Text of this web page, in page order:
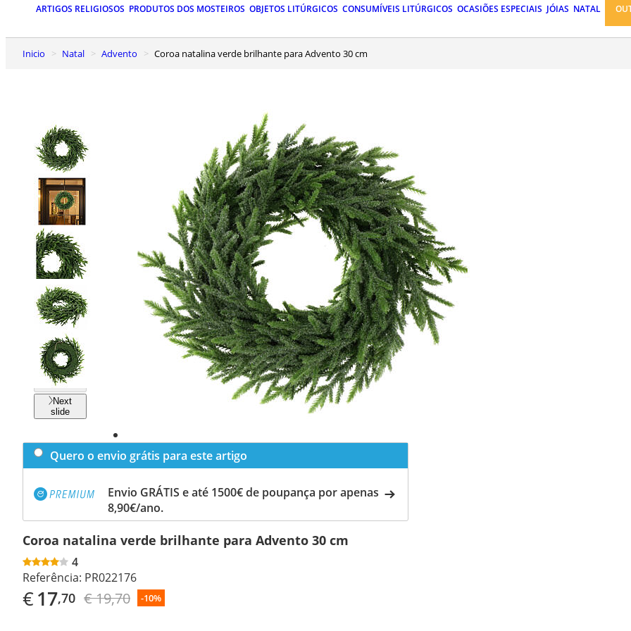
ARTIGOS RELIGIOSOS PRODUTOS DOS MOSTEIROS OBJETOS LITÚRGICOS CONSUMÍVEIS LITÚRGICOS OCASIÕES ESPECIAIS JÓIAS NATAL
Inicio Natal Advento Coroa natalina verde brilhante para Advento 30 cm
Previous
slide
Next
slide
Quero o envio grátis para este artigo
Envio GRÁTIS e até 1500€ de poupança por apenas
8,90€/ano.
Coroa natalina verde brilhante para Advento 30 cm
4
Referência: PR022176
€17,70 € 19,70 -10%